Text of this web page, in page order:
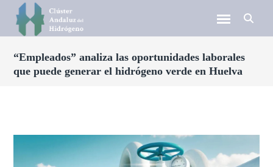
“Empleados” analiza las oportunidades laborales
que puede generar el hidrógeno verde en Huelva